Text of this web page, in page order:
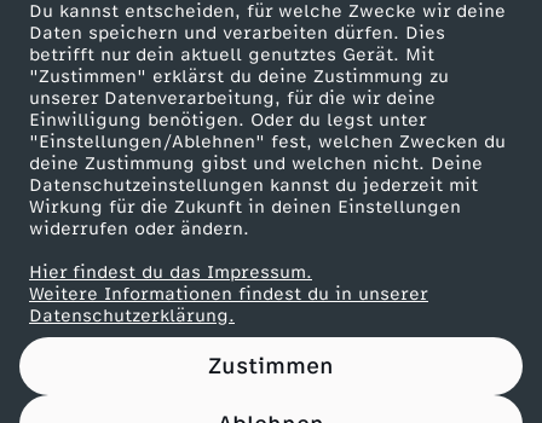
Du kannst entscheiden, für welche Zwecke wir deine
Daten speichern und verarbeiten dürfen. Dies
betrifft nur dein aktuell genutztes Gerät. Mit
"Zustimmen" erklärst du deine Zustimmung zu
unserer Datenverarbeitung, für die wir deine
Einwilligung benötigen. Oder du legst unter
"Einstellungen/Ablehnen" fest, welchen Zwecken du
deine Zustimmung gibst und welchen nicht. Deine
Datenschutzeinstellungen kannst du jederzeit mit
Wirkung für die Zukunft in deinen Einstellungen
widerrufen oder ändern.
Hier findest du das Impressum.
Weitere Informationen findest du in unserer
Datenschutzerklärung.
Zustimmen
2
.
2
0
2
6
ZDF goes Schule
Werbefernsehen
Mainzelmännchen
Partner